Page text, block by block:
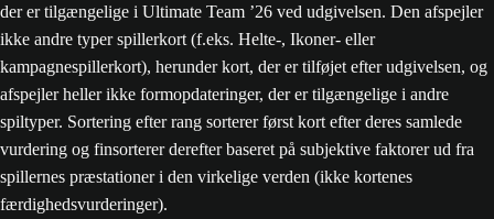
der er tilgængelige i Ultimate Team ’26 ved udgivelsen. Den afspejler
ikke andre typer spillerkort (f.eks. Helte-, Ikoner- eller
kampagnespillerkort), herunder kort, der er tilføjet efter udgivelsen, og
afspejler heller ikke formopdateringer, der er tilgængelige i andre
spiltyper. Sortering efter rang sorterer først kort efter deres samlede
vurdering og finsorterer derefter baseret på subjektive faktorer ud fra
spillernes præstationer i den virkelige verden (ikke kortenes
færdighedsvurderinger).